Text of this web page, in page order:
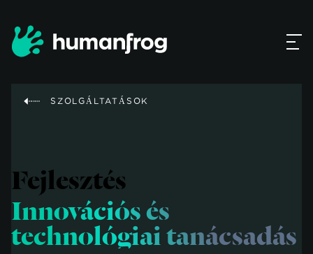
SZOLGÁLTATÁSOK
Fejlesztés
Innovációs és
technológiai tanácsadás